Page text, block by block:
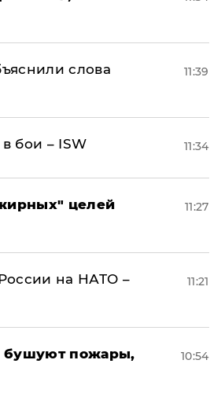
слова
11:39
бои – ISW 11:34
целей
11:27
на НАТО –
11:21
бушуют пожары,
10:54